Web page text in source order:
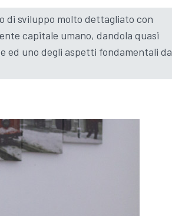
di sviluppo molto dettagliato con
capitale umano, dandola quasi
ed uno degli aspetti fondamentali da